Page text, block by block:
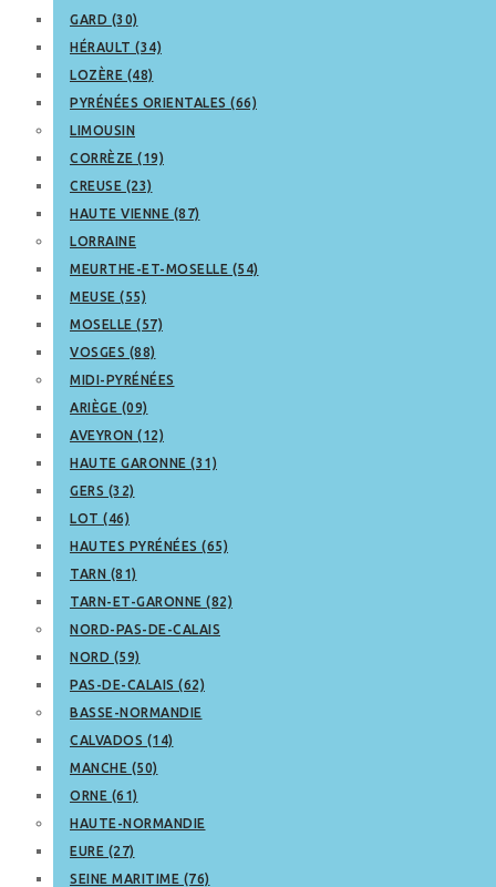
GARD (30)
HÉRAULT (34)
LOZÈRE (48)
PYRÉNÉES ORIENTALES (66)
LIMOUSIN
CORRÈZE (19)
CREUSE (23)
HAUTE VIENNE (87)
LORRAINE
MEURTHE-ET-MOSELLE (54)
MEUSE (55)
MOSELLE (57)
VOSGES (88)
MIDI-PYRÉNÉES
ARIÈGE (09)
AVEYRON (12)
HAUTE GARONNE (31)
GERS (32)
LOT (46)
HAUTES PYRÉNÉES (65)
TARN (81)
TARN-ET-GARONNE (82)
NORD-PAS-DE-CALAIS
NORD (59)
PAS-DE-CALAIS (62)
BASSE-NORMANDIE
CALVADOS (14)
MANCHE (50)
ORNE (61)
HAUTE-NORMANDIE
EURE (27)
SEINE MARITIME (76)